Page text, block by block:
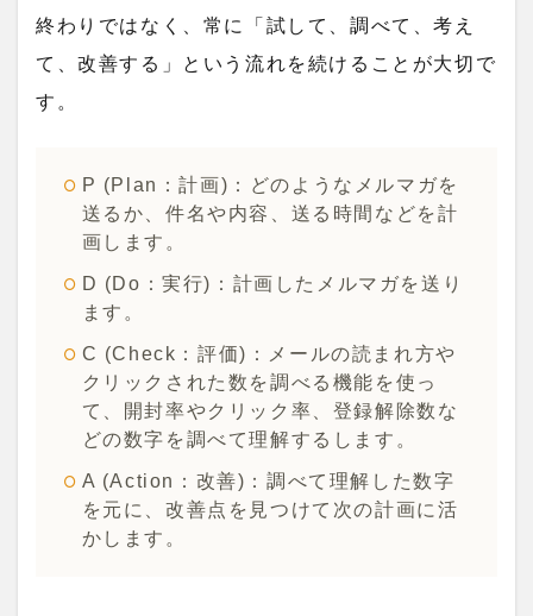
終わりではなく、常に「試して、調べて、考え
て、改善する」という流れを続けることが大切で
す。
P (Plan：計画)：どのようなメルマガを
送るか、件名や内容、送る時間などを計
画します。
D (Do：実行)：計画したメルマガを送り
ます。
C (Check：評価)：メールの読まれ方や
クリックされた数を調べる機能を使っ
て、開封率やクリック率、登録解除数な
どの数字を調べて理解するします。
A (Action：改善)：調べて理解した数字
を元に、改善点を見つけて次の計画に活
かします。